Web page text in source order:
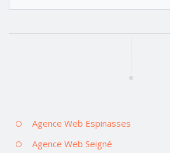
Agence Web Espinasses
Agence Web Seigné